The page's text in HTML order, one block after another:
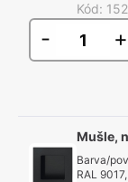
Kód:
- +
Mušle,
Barva/
RAL